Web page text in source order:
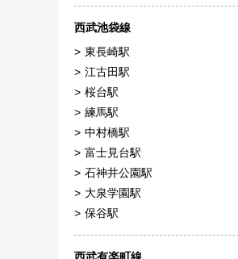
西武池袋線
東長崎駅
江古田駅
桜台駅
練馬駅
中村橋駅
富士見台駅
石神井公園駅
大泉学園駅
保谷駅